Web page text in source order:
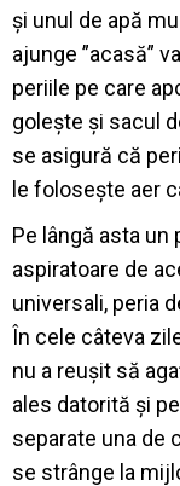
și unul de apă
ajunge ”acasă”
periile pe care
golește și sacul
se asigură că
le folosește aer
Pe lângă asta
aspiratoare de
universali, peria
În cele câteva
nu a reușit să
ales datorită și
separate una de
se strânge la